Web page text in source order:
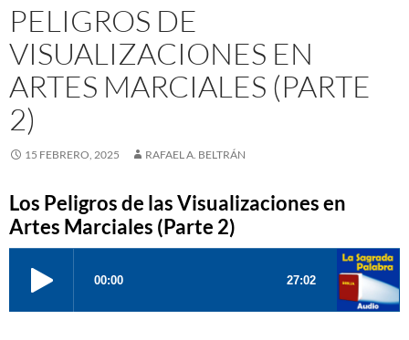
PELIGROS DE
VISUALIZACIONES EN
ARTES MARCIALES (PARTE
2)
15 FEBRERO, 2025 RAFAEL A. BELTRÁN
Los Peligros de las Visualizaciones en
Artes Marciales (Parte 2)